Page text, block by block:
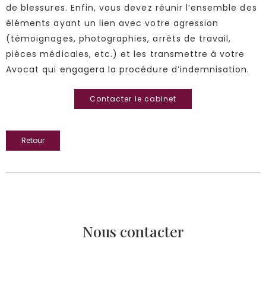
de blessures. Enfin, vous devez réunir l’ensemble des
éléments ayant un lien avec votre agression
(témoignages, photographies, arrêts de travail,
pièces médicales, etc.) et les transmettre à votre
Avocat qui engagera la procédure d’indemnisation.
Contacter le cabinet
Retour
Nous contacter